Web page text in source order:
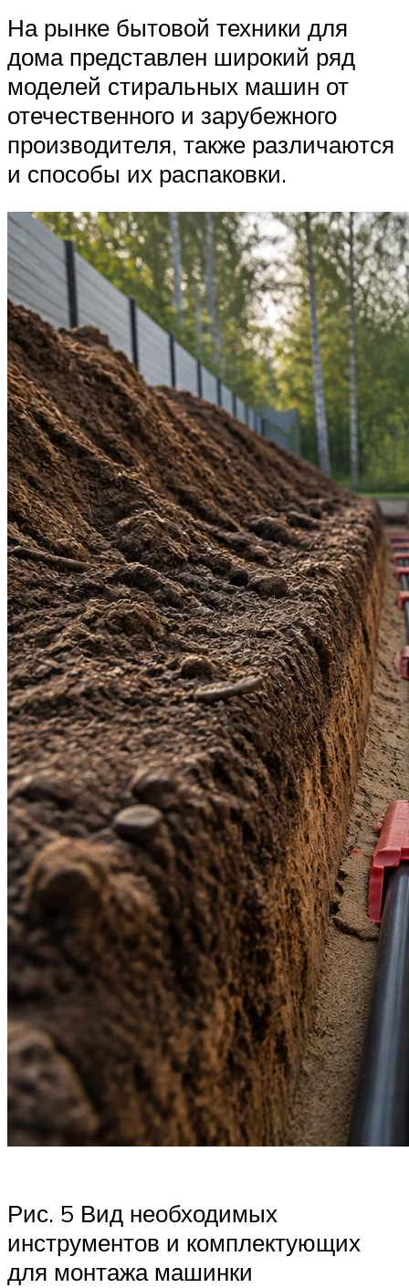
На рынке бытовой техники для
дома представлен широкий ряд
моделей стиральных машин от
отечественного и зарубежного
производителя, также различаются
и способы их распаковки.
Рис. 5 Вид необходимых
инструментов и комплектующих
для монтажа машинки